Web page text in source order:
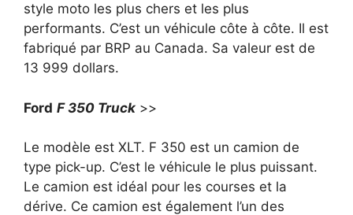
style moto les plus chers et les plus
performants. C’est un véhicule côte à côte. Il est
fabriqué par BRP au Canada. Sa valeur est de
13 999 dollars.
Ford F 350 Truck >>
Le modèle est XLT. F 350 est un camion de
type pick-up. C’est le véhicule le plus puissant.
Le camion est idéal pour les courses et la
dérive. Ce camion est également l’un des